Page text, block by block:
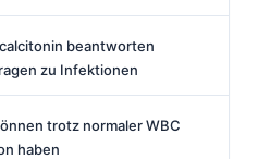
beantworten
zu Infektionen
trotz normaler WBC
haben